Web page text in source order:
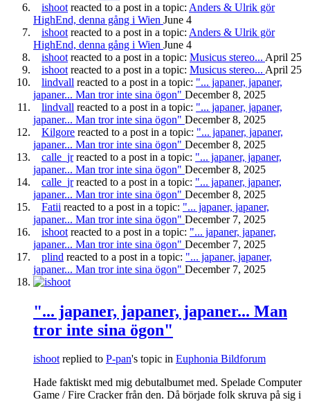
ishoot reacted to a post in a topic: Anders & Ulrik gör
HighEnd, denna gång i Wien June 4
ishoot reacted to a post in a topic: Anders & Ulrik gör
HighEnd, denna gång i Wien June 4
ishoot reacted to a post in a topic: Musicus stereo... April 25
ishoot reacted to a post in a topic: Musicus stereo... April 25
lindvall reacted to a post in a topic: "... japaner, japaner,
japaner... Man tror inte sina ögon" December 8, 2025
lindvall reacted to a post in a topic: "... japaner, japaner,
japaner... Man tror inte sina ögon" December 8, 2025
Kilgore reacted to a post in a topic: "... japaner, japaner,
japaner... Man tror inte sina ögon" December 8, 2025
calle_jrreacted to a post in a topic: "... japaner, japaner,
japaner... Man tror inte sina ögon" December 8, 2025
calle_jrreacted to a post in a topic: "... japaner, japaner,
japaner... Man tror inte sina ögon" December 8, 2025
Fatii reacted to a post in a topic: "... japaner, japaner,
japaner... Man tror inte sina ögon" December 7, 2025
ishoot reacted to a post in a topic: "... japaner, japaner,
japaner... Man tror inte sina ögon" December 7, 2025
plind reacted to a post in a topic: "... japaner, japaner,
japaner... Man tror inte sina ögon" December 7, 2025
"... japaner, japaner, japaner... Man
tror inte sina ögon"
ishootreplied to P-pan's topic in Euphonia Bildforum
Hade faktiskt med mig debutalbumet med. Spelade Computer
Game / Fire Cracker från den. Då började folk skruva på sig i